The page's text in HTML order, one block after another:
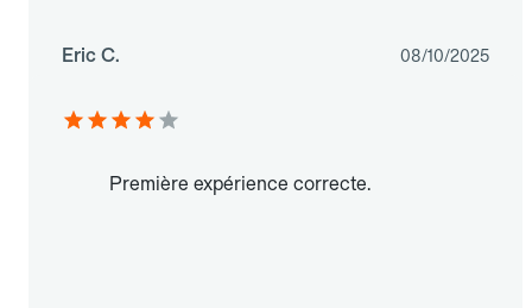
Eric C. 08/10/2025
Première expérience correcte.